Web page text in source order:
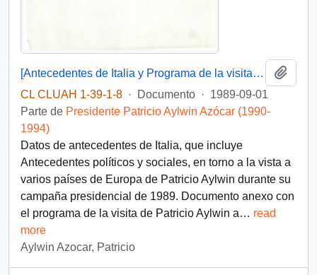
[Antecedentes de Italia y Programa de la visita de Patricio Aylwin a Italia]
CL CLUAH 1-39-1-8 · Documento · 1989-09-01
Parte de Presidente Patricio Aylwin Azócar (1990-
1994)
Datos de antecedentes de Italia, que incluye
Antecedentes políticos y sociales, en torno a la vista a
varios países de Europa de Patricio Aylwin durante su
campaña presidencial de 1989. Documento anexo con
el programa de la visita de Patricio Aylwin a… read
more
Aylwin Azocar, Patricio